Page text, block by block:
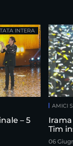
– 5
INTERA
AMICI
Tim
06